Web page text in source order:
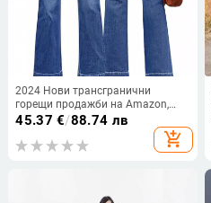
2024 Нови трансгранични
горещи продажби на Amazon,
европейски и американски
80013# Нови дамски ежедневни
микропанталони с прилепнала
45.37 €/88.74 лв
add_shopping_cart